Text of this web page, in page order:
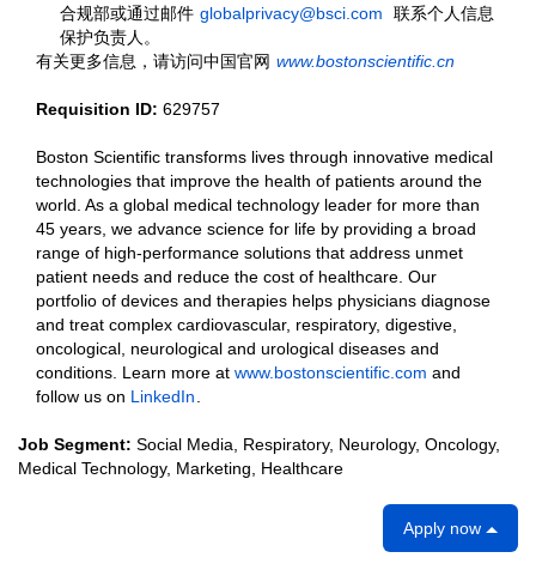
合规部或通过邮件 globalprivacy@bsci.com
联系个人信息
保护负责人。
有关更多信息，请访问中国官网 www.bostonscientific.cn
Requisition ID: 629757
Boston Scientific transforms lives through innovative medical
technologies that improve the health of patients around the
world. As a global medical technology leader for more than
45 years, we advance science for life by providing a broad
range of high-performance solutions that address unmet
patient needs and reduce the cost of healthcare. Our
portfolio of devices and therapies helps physicians diagnose
and treat complex cardiovascular, respiratory, digestive,
oncological, neurological and urological diseases and
conditions. Learn more at www.bostonscientific.com and
follow us on LinkedIn
Job Segment: Social Media, Respiratory, Neurology, Oncology,
Medical Technology, Marketing, Healthcare
Apply now